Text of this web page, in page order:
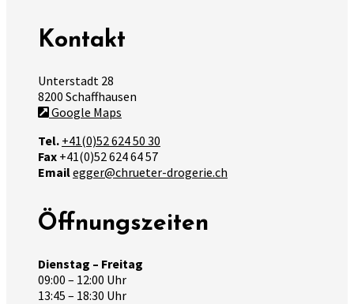
Kontakt
Unterstadt 28
8200 Schaffhausen
Google Maps
Tel. +41(0)52 624 50 30
Fax +41(0)52 624 64 57
Emailegger@chrueter-drogerie.ch
Öffnungszeiten
Dienstag – Freitag
09:00 – 12:00 Uhr
13:45 – 18:30 Uhr